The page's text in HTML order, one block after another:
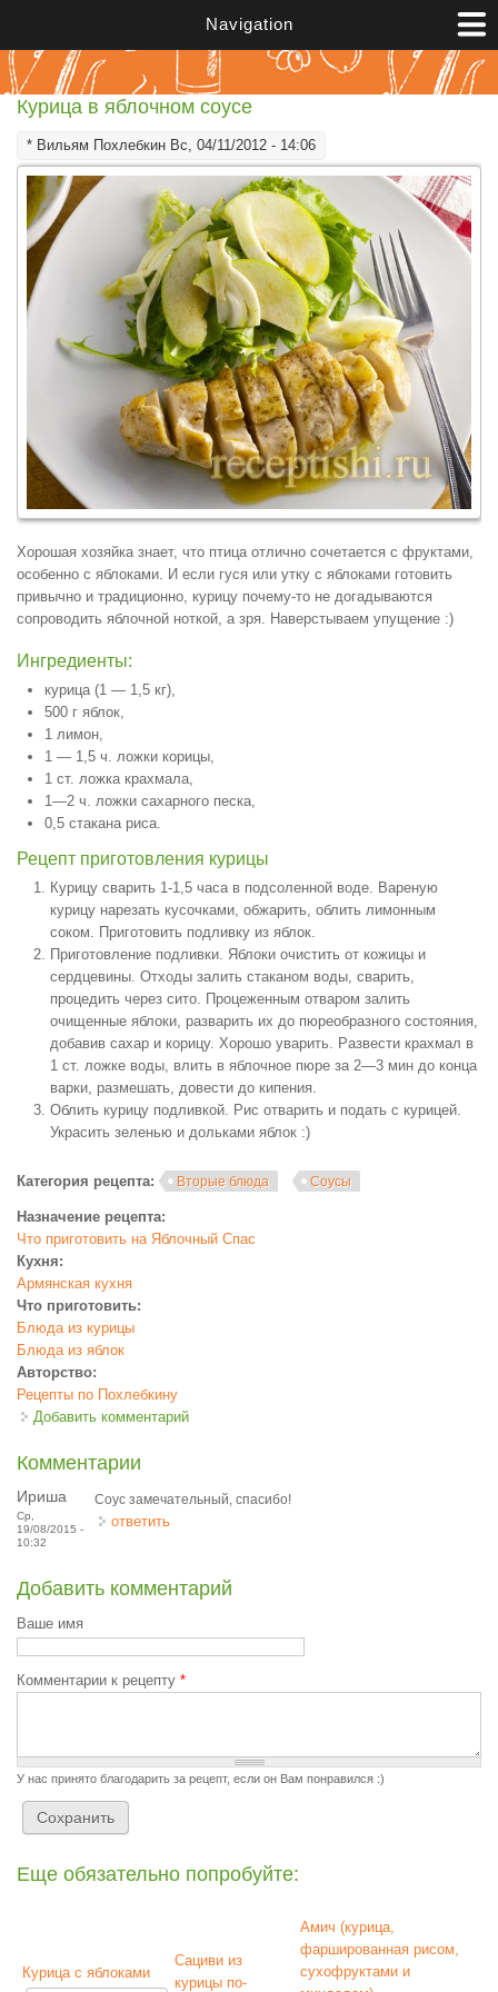
Navigation
Курица в яблочном соусе
* Вильям Похлебкин Вс, 04/11/2012 - 14:06
Хорошая хозяйка знает, что птица отлично сочетается с фруктами,
особенно с яблоками. И если гуся или утку с яблоками готовить
привычно и традиционно, курицу почему-то не догадываются
сопроводить яблочной ноткой, а зря. Наверстываем упущение :)
Ингредиенты:
курица (1 — 1,5 кг),
500 г яблок,
1 лимон,
1 — 1,5 ч. ложки корицы,
1 ст. ложка крахмала,
1—2 ч. ложки сахарного песка,
0,5 стакана риса.
Рецепт приготовления курицы
Курицу сварить 1-1,5 часа в подсоленной воде. Вареную
курицу нарезать кусочками, обжарить, облить лимонным
соком. Приготовить подливку из яблок.
Приготовление подливки. Яблоки очистить от кожицы и
сердцевины. Отходы залить стаканом воды, сварить,
процедить через сито. Процеженным отваром залить
очищенные яблоки, разварить их до пюреобразного состояния,
добавив сахар и корицу. Хорошо уварить. Развести крахмал в
1 ст. ложке воды, влить в яблочное пюре за 2—3 мин до конца
варки, размешать, довести до кипения.
Облить курицу подливкой. Рис отварить и подать с курицей.
Украсить зеленью и дольками яблок :)
Категория рецепта: Вторые блюда Соусы
Назначение рецепта:
Что приготовить на Яблочный Спас
Кухня:
Армянская кухня
Что приготовить:
Блюда из курицы
Блюда из яблок
Авторство:
Рецепты по Похлебкину
Добавить комментарий
Комментарии
Ириша
Ср,
19/08/2015 -
10:32
Соус замечательный, спасибо!
ответить
Добавить комментарий
Ваше имя
Комментарии к рецепту *
У нас принято благодарить за рецепт, если он Вам понравился :)
Еще обязательно попробуйте:
Курица с яблоками
Сациви из
курицы по-
Амич (курица,
фаршированная рисом,
сухофруктами и